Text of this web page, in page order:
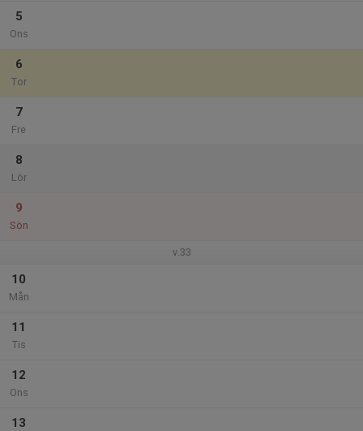
5
Ons
6
Tor
7
Fre
8
Lör
9
Sön
v.33
10
Mån
11
Tis
12
Ons
13